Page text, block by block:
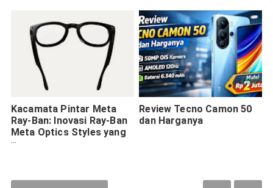
Kacamata Pintar Meta
Ray-Ban: Inovasi Ray-Ban
Meta Optics Styles yang
Lebih Inklusif
Review Tecno Camon 50
dan Harganya